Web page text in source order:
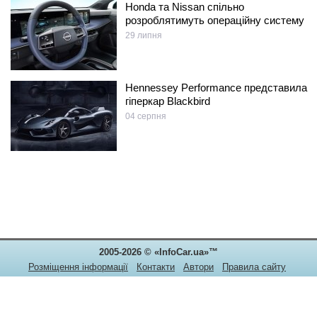
Honda та Nissan спільно
розроблятимуть операційну систему
29 липня
Hennessey Performance представила
гіперкар Blackbird
04 серпня
2005-2026 © «InfoCar.ua»™
Розміщення інформації
Контакти Автори
Правила сайту